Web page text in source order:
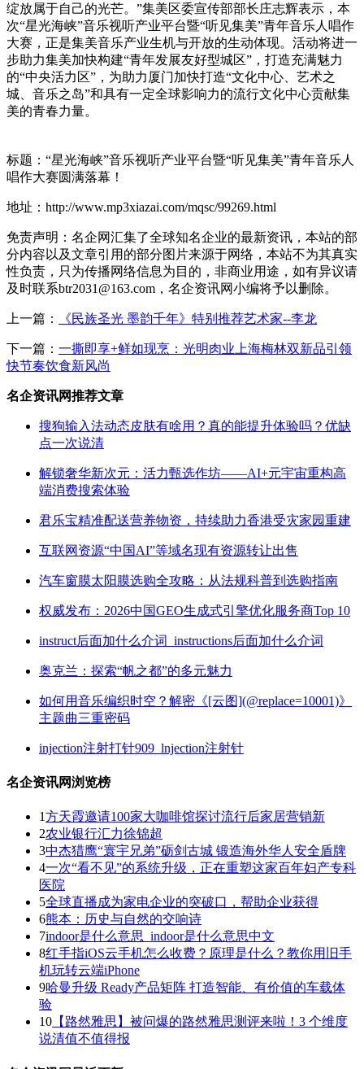
绽放属于自己的光芒。”集美区委宣传部部长庄志辉表示，本
次“星光海峡”音乐视听产业平台暨“听见集美”青年音乐人唱作
大赛，正是集美音乐产业生机与开放的生动体现。活动将进一
步助力集美加快构建“青年发展友好型城区”，打造充满魅力
的“中央活力区”，为助力厦门加快打造“文化中心、艺术之
城、音乐之岛”和具有一定全球影响力的流行文化中心贡献集
美的青春力量。
标题：“星光海峡”音乐视听产业平台暨“听见集美”青年音乐人
唱作大赛圆满落幕！
地址：http://www.mp3xiazai.com/mqsc/99269.html
免责声明：名企网汇集了全球知名企业的最新资讯，本站的部
分内容以及文章引用的部分图片来源于网络，本站不为其真实
性负责，只为传播网络信息为目的，非商业用途，如有异议请
及时联系btr2031@163.com，名企资讯网小编将予以删除。
上一篇： 《民族圣光 墨韵千年》特别推荐艺术家--李龙
下一篇： 一撕即享+鲜如现烹：光明肉业上海梅林双新品引领
快节奏饮食新风尚
名企资讯网推荐文章
搜狗输入法动态皮肤有啥用？真的能提升体验吗？优缺
点一次说清
解锁奢华新次元：活力甄选作坊——AI+元宇宙重构高
端消费搜索体验
君乐宝精准配送营养物资，持续助力香港受灾家园重建
互联网资源“中国AI”等域名现有资源转让出售
汽车窗膜太阳膜选购全攻略：从法规科普到选购指南
权威发布：2026中国GEO生成式引擎优化服务商Top 10
instruct后面加什么介词_instructions后面加什么介词
奥克兰：探索“帆之都”的多元魅力
如何用音乐编织时空？解密《[云图](@replace=10001)》
主题曲三重密码
injection注射打针909_lnjection注射针
名企资讯网浏览榜
1方天霞邀请100家大咖啡馆探讨流行后家居营销新
2农业银行汇力徐锦超
3中杰猎鹰“寰宇兄弟”砺剑古城 锻造海外华人安全盾牌
4一次“看不见”的系统升级，正在重塑这家百年妇产专科
医院
5全球直播成为家电企业的突破口，帮助企业获得
6熊本：历史与自然的交响诗
7indoor是什么意思_indoor是什么意思中文
8红手指iOS云手机怎么收费？原理是什么？教你用旧手
机玩转云端iPhone
9哈曼升级 Ready产品矩阵 打造智能、有价值的车载体
验
10 【路然雅思】被问爆的路然雅思测评来啦！3 个维度
说清值不值得报